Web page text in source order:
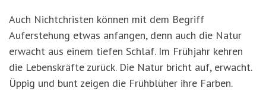
Auch Nichtchristen können mit dem Begriff
Auferstehung etwas anfangen, denn auch die Natur
erwacht aus einem tiefen Schlaf. Im Frühjahr kehren
die Lebenskräfte zurück. Die Natur bricht auf, erwacht.
Üppig und bunt zeigen die Frühblüher ihre Farben.